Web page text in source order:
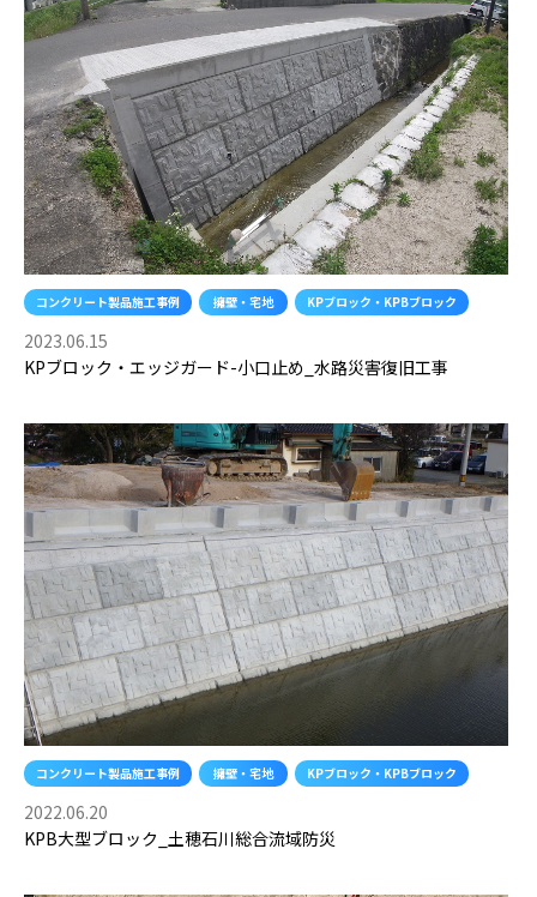
コンクリート製品施工事例 擁壁・宅地 KPブロック・KPBブロック
2023.06.15
KPブロック・エッジガード-小口止め_水路災害復旧工事
コンクリート製品施工事例 擁壁・宅地 KPブロック・KPBブロック
2022.06.20
KPB大型ブロック_土穂石川総合流域防災